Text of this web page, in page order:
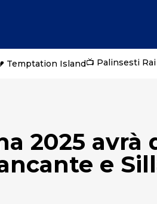
Temptation Island📺 Palinsesti
2025 avrà
e